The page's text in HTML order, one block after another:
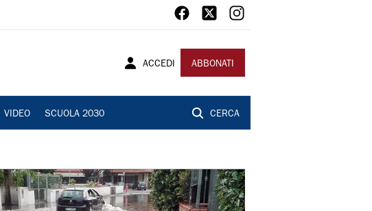
ACCEDI ABBONATI
VIDEO SCUOLA 2030 CERCA